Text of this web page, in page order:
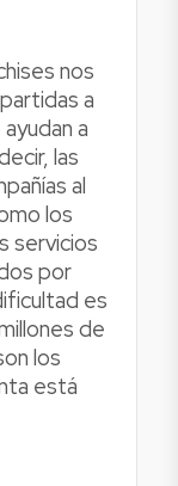
nos
a
a
las
al
los
servicios
por
es
de
los
está